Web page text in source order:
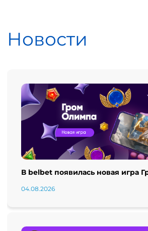
Новости
В belbet появилась новая игра
04.08.2026